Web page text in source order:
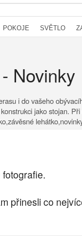
POKOJE SVĚTLO
Novinky
i do vašeho
jako stojan.
přinesli co